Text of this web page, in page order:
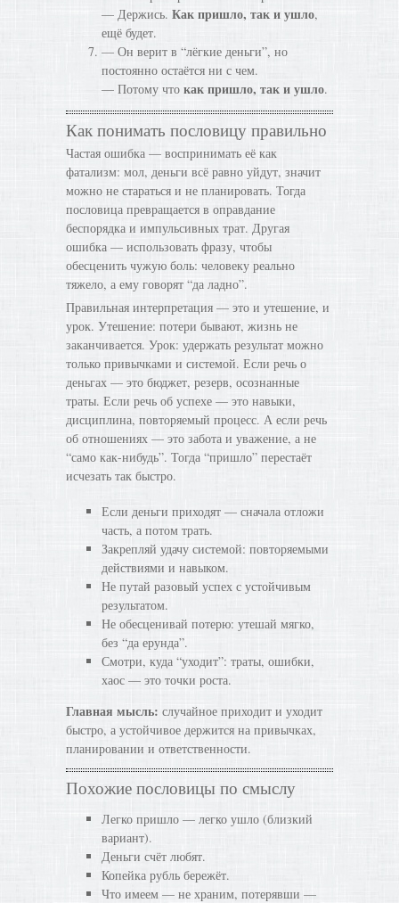
— Держись. Как пришло, так и ушло,
ещё будет.
— Он верит в “лёгкие деньги”, но
постоянно остаётся ни с чем.
— Потому что как пришло, так и ушло.
Как понимать пословицу правильно
Частая ошибка — воспринимать её как
фатализм: мол, деньги всё равно уйдут, значит
можно не стараться и не планировать. Тогда
пословица превращается в оправдание
беспорядка и импульсивных трат. Другая
ошибка — использовать фразу, чтобы
обесценить чужую боль: человеку реально
тяжело, а ему говорят “да ладно”.
Правильная интерпретация — это и утешение, и
урок. Утешение: потери бывают, жизнь не
заканчивается. Урок: удержать результат можно
только привычками и системой. Если речь о
деньгах — это бюджет, резерв, осознанные
траты. Если речь об успехе — это навыки,
дисциплина, повторяемый процесс. А если речь
об отношениях — это забота и уважение, а не
“само как-нибудь”. Тогда “пришло” перестаёт
исчезать так быстро.
Если деньги приходят — сначала отложи
часть, а потом трать.
Закрепляй удачу системой: повторяемыми
действиями и навыком.
Не путай разовый успех с устойчивым
результатом.
Не обесценивай потерю: утешай мягко,
без “да ерунда”.
Смотри, куда “уходит”: траты, ошибки,
хаос — это точки роста.
Главная мысль: случайное приходит и уходит
быстро, а устойчивое держится на привычках,
планировании и ответственности.
Похожие пословицы по смыслу
Легко пришло — легко ушло (близкий
вариант).
Деньги счёт любят.
Копейка рубль бережёт.
Что имеем — не храним, потерявши —